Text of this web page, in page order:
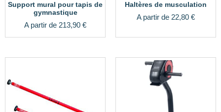
Support mural pour tapis de
gymnastique
A partir de 213,90 €
Haltères de musculation
A partir de 22,80 €